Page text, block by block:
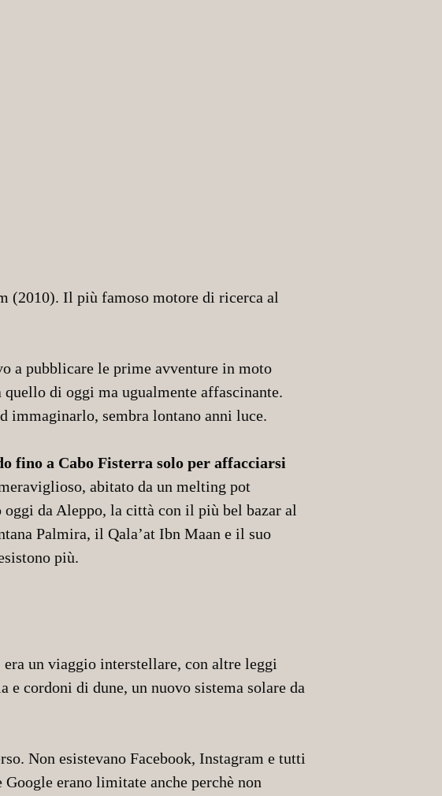
(2010). Il più famoso motore di ricerca al
a pubblicare le prime avventure in moto
di oggi ma ugualmente affascinante.
sembra lontano anni luce.
fino a Cabo Fisterra solo per affacciarsi
abitato da un melting pot
da Aleppo, la città con il più bel bazar al
Palmira, il Qala’at Ibn Maan e il suo
più.
un viaggio interstellare, con altre leggi
cordoni di dune, un nuovo sistema solare da
Non esistevano Facebook, Instagram e tutti
erano limitate anche perchè non